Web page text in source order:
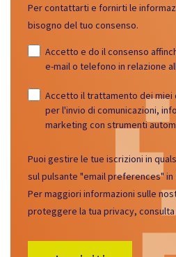
Per contattarti e fornirti le
bisogno del tuo consenso.
Accetto e do il consenso
e-mail o telefono in relazione
Accetto il trattamento dei miei
per l'invio di comunicazioni,
marketing con strumenti
Puoi gestire le tue iscrizioni in
sul pulsante "email preferences"
Per maggiori informazioni sulle
proteggere la tua privacy, consulta